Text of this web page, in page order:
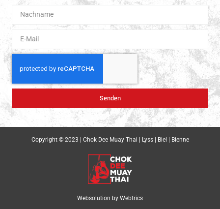
Senden
Copyright © 2023 | Chok Dee Muay Thai | Lyss | Biel | Bienne
Websolution by Webtrics